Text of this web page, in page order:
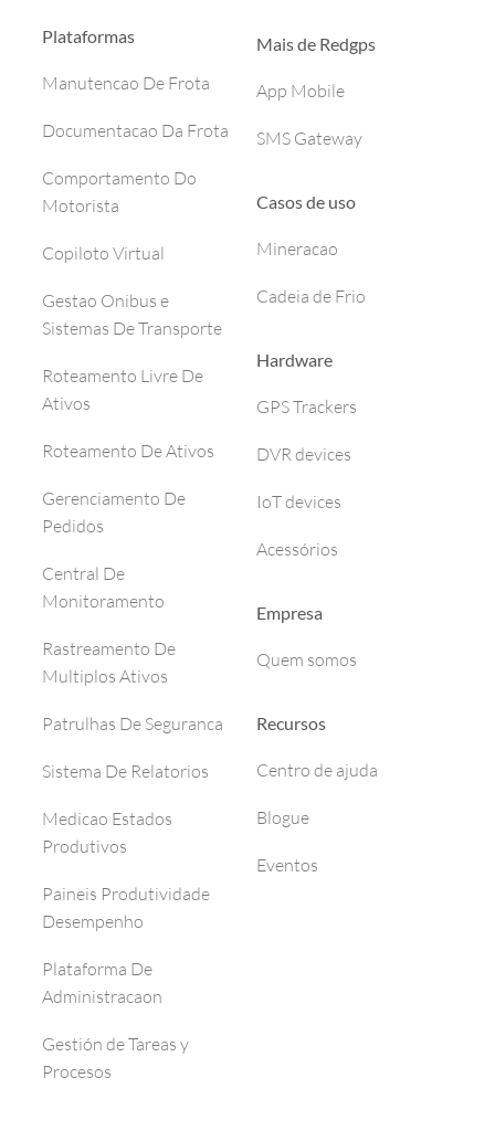
Plataformas
Manutencao De Frota
Documentacao Da Frota
Comportamento Do
Motorista
Copiloto Virtual
Gestao Onibus e
Sistemas De Transporte
Roteamento Livre De
Ativos
Roteamento De Ativos
Gerenciamento De
Pedidos
Central De
Monitoramento
Rastreamento De
Multiplos Ativos
Patrulhas De Seguranca
Sistema De Relatorios
Medicao Estados
Produtivos
Paineis Produtividade
Desempenho
Plataforma De
Administracaon
Gestión de Tareas y
Procesos
Mais de Redgps
App Mobile
SMS Gateway
Casos de uso
Mineracao
Cadeia de Frio
Hardware
GPS Trackers
DVR devices
IoT devices
Acessórios
Empresa
Quem somos
Recursos
Centro de ajuda
Blogue
Eventos